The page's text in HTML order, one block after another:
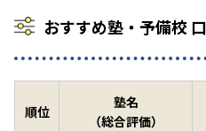
おすすめ塾・予備校
順位
塾名
（総合評価）